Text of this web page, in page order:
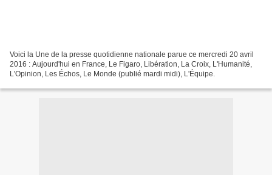
Voici la Une de la presse quotidienne nationale parue ce mercredi 20 avril
2016 : Aujourd'hui en France, Le Figaro, Libération, La Croix, L'Humanité,
L'Opinion, Les Échos, Le Monde (publié mardi midi), L'Équipe.